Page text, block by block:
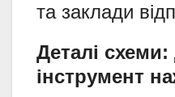
та заклади
Деталі схеми:
інструмент